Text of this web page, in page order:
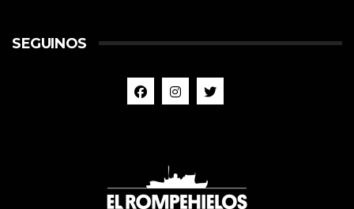
SEGUINOS